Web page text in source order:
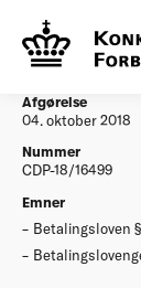
Afgørelser
Afgørelse
04. oktober 2018
Nummer
CDP-18/16499
Emner
Betalingsloven